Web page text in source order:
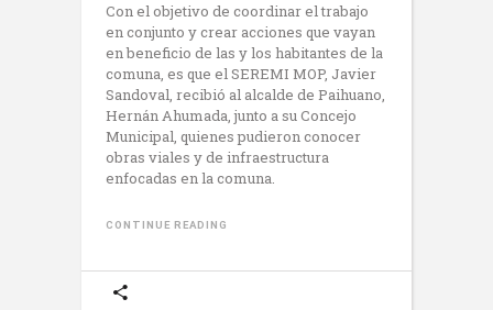
Con el objetivo de coordinar el trabajo
en conjunto y crear acciones que vayan
en beneficio de las y los habitantes de la
comuna, es que el SEREMI MOP, Javier
Sandoval, recibió al alcalde de Paihuano,
Hernán Ahumada, junto a su Concejo
Municipal, quienes pudieron conocer
obras viales y de infraestructura
enfocadas en la comuna.
CONTINUE READING